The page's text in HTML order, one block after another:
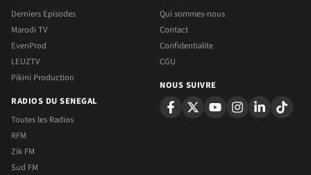
Derniers Episodes
Marodi TV
EvenProd
LEUZTV
Pikini Production
RADIOS DU SENEGAL
Toutes les Radios
RFM
Zik FM
Sud FM
Qui sommes-nous
Contact
Confidentialite
CGU
NOUS SUIVRE